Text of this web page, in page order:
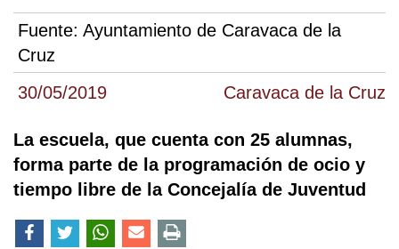
30/05/2019 Caravaca de la Cruz
Fuente: Ayuntamiento de Caravaca de la
Cruz
La escuela, que cuenta con 25 alumnas,
forma parte de la programación de ocio y
tiempo libre de la Concejalía de Juventud